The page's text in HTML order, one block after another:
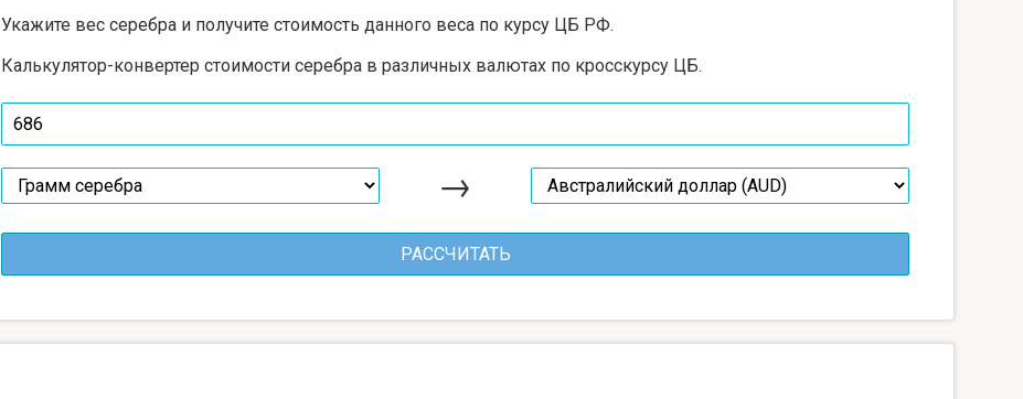
Укажите вес серебра и получите стоимость данного веса по курсу ЦБ РФ.
Калькулятор-конвертер стоимости серебра в различных валютах по кросскурсу ЦБ.
→